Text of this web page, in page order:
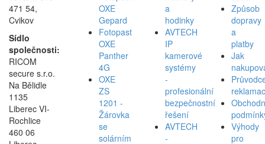
471 54,
Cvikov
Sídlo
společnosti:
RICOM
secure s.r.o.
Na Bělidle
1135
Liberec VI-
Rochlice
460 06
OXE
Gepard
Fotopast
OXE
Panther
4G
OXE
ZS
1201 -
Žárovka
se
solárním
a
hodinky
AVTECH
IP
kamerové
systémy
-
profesionální
bezpečnostní
řešení
AVTECH
-
Způsob
dopravy
a
platby
Jak
Výhody
pro